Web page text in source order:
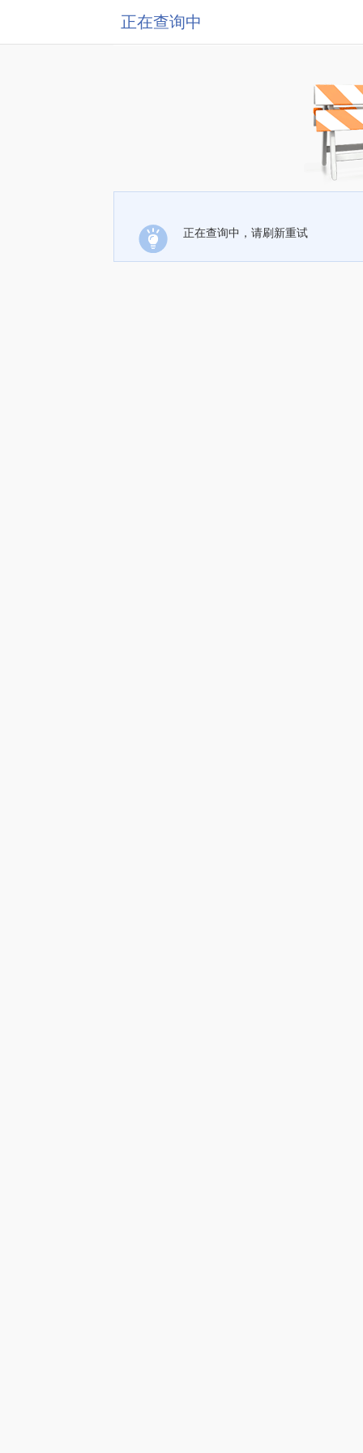
正在查询中
正在查询中，请刷新重试